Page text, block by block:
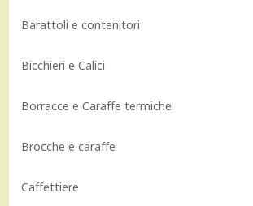
Barattoli e contenitori
Bicchieri e Calici
Borracce e Caraffe termiche
Brocche e caraffe
Caffettiere